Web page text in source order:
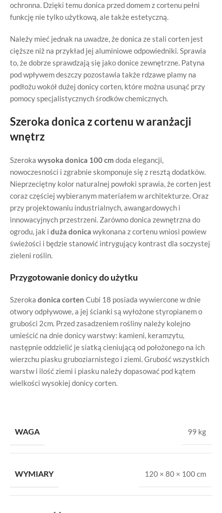
ochronna. Dzięki temu donica przed domem z cortenu pełni
funkcję nie tylko użytkową, ale także estetyczną.
Należy mieć jednak na uwadze, że donica ze stali corten jest
cięższe niż na przykład jej aluminiowe odpowiedniki. Sprawia
to, że dobrze sprawdzają się jako donice zewnętrzne. Patyna
pod wpływem deszczy pozostawia także rdzawe plamy na
podłożu wokół dużej donicy corten, które można usunąć przy
pomocy specjalistycznych środków chemicznych.
Szeroka donica z cortenu w aranżacji
wnętrz
Szeroka wysoka donica 100 cm doda elegancji,
nowoczesności i zgrabnie skomponuje się z resztą dodatków.
Nieprzeciętny kolor naturalnej powłoki sprawia, że corten jest
coraz częściej wybieranym materiałem w architekturze. Oraz
przy projektowaniu industrialnych, awangardowych i
innowacyjnych przestrzeni. Zarówno donica zewnętrzna do
ogrodu, jak i duża donica wykonana z cortenu wniosi powiew
świeżości i będzie stanowić intrygujący kontrast dla soczystej
zieleni roślin.
Przygotowanie donicy do użytku
Szeroka donica corten Cubi 18 posiada wywiercone w dnie
otwory odpływowe, a jej ścianki są wyłożone styropianem o
grubości 2cm. Przed zasadzeniem rośliny należy kolejno
umieścić na dnie donicy warstwy: kamieni, keramzytu,
następnie oddzielić je siatką cieniującą od położonego na ich
wierzchu piasku gruboziarnistego i ziemi. Grubość wszystkich
warstw i ilość ziemi i piasku należy dopasować pod kątem
wielkości wysokiej donicy corten.
WAGA 99 kg
WYMIARY 120 × 80 × 100 cm